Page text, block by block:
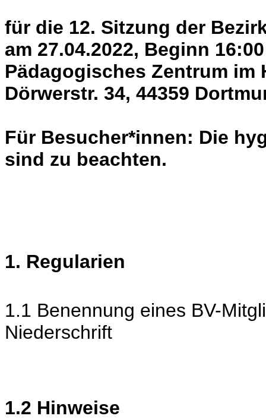
für die 12. Sitzung der
am 27.04.2022, Beginn
Pädagogisches Zentrum im
Dörwerstr. 34, 44359
Für Besucher*innen: Die
sind zu beachten.
1. Regularien
1.1 Benennung eines BV-
Niederschrift
1.2 Hinweise